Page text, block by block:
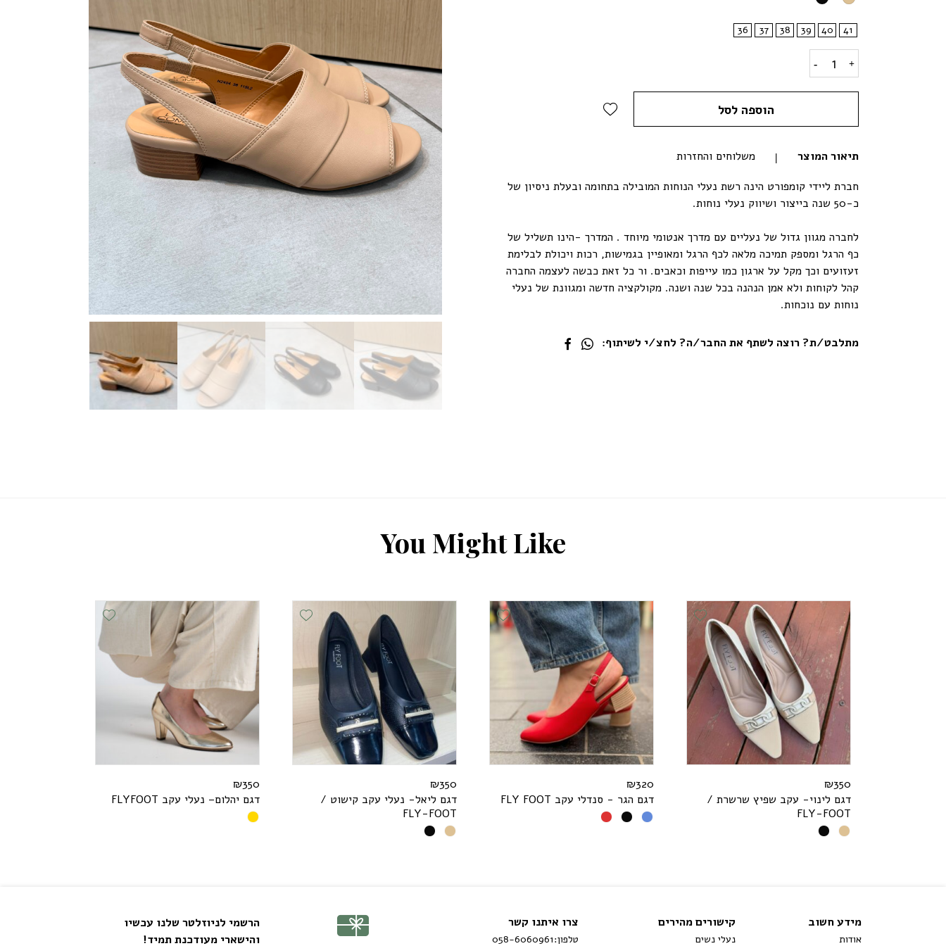
36 37 38 39 40 41
דגם בלה- עקב נמוך quantity
הוספה לסל Add Wishlist
תיאור המוצר
משלוחים והחזרות
חברת ליידי קומפורט הינה רשת נעלי הנוחות המובילה בתחומה ובעלת ניסיון של
כ-50 שנה בייצור ושיווק נעלי נוחות.
לחברה מגוון גדול של נעליים עם מדרך אנטומי מיוחד . המדרך -הינו תשליל של
כף הרגל ומספק תמיכה מלאה לכף הרגל ומאופיין בגמישות, רכות ויכולת לבלימת
זעזועים וכך מקל על ארגון כמו עייפות וכאבים. ור כל זאת כבשה לעצמה החברה
קהל לקוחות ולא אמן הנהנה בכל שנה ושנה. מקולקציה חדשה ומגוונת של נעלי
נוחות עם נוכחות.
מתלבט/ת? רוצה לשתף את החבר/ה? לחצ/י לשיתוף:
You Might Like
Add Wishlist
₪350
דגם לינוי- עקב שפיץ שרשרת /
FLY-FOOT
Add Wishlist
₪320
דגם הגר - סנדלי עקב
FLY FOOT
Add Wishlist
₪350
דגם ליאל- נעלי עקב קישוט /
FLY-FOOT
Add Wishlist
₪350
דגם יהלום– נעלי עקב
FLYFOOT
מידע חשוב
אודות
קישורים מהירים
נעלי נשים
צרו איתנו קשר
טלפון:058-6060961
הרשמי לניוזלטר שלנו עכשיו
והישארי מעודכנת תמיד!